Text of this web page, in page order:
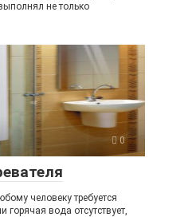
не только
0
человеку требуется
вода отсутствует,